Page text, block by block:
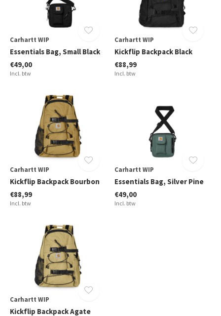
Carhartt WIP
Essentials Bag, Small Black
€49,00
Incl. btw
Carhartt WIP
Kickflip Backpack Black
€88,99
Incl. btw
Carhartt WIP
Kickflip Backpack Bourbon
€88,99
Incl. btw
Carhartt WIP
Essentials Bag, Silver Pine
€49,00
Incl. btw
Carhartt WIP
Kickflip Backpack Agate